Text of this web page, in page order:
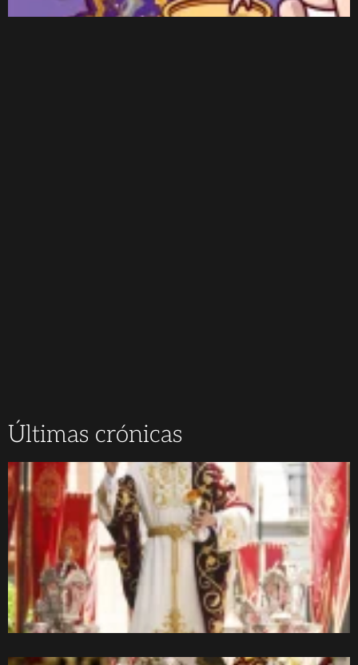
Últimas crónicas